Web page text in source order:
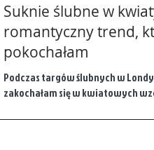
Suknie ślubne w
romantyczny trend,
pokochałam
Podczas targów ślubnych w
zakochałam się w kwiatowych